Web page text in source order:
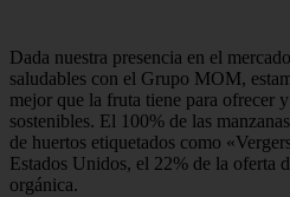
Dada nuestra presencia en el
saludables con el Grupo MOM,
mejor que la fruta tiene para ofrecer
sostenibles. El 100% de las
de huertos etiquetados como
Estados Unidos, el 22% de la oferta
orgánica.